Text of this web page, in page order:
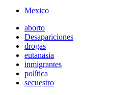
Mexico
aborto
Desapariciones
drogas
eutanasia
inmigrantes
política
secuestro